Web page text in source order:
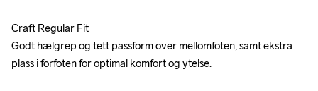
Craft Regular Fit
Godt hælgrep og tett passform over mellomfoten, samt ekstra
plass i forfoten for optimal komfort og ytelse.
Craft Regular Fit
Godt hælgrep og tett passform over mellomfoten, samt ekstra
plass i forfoten for optimal komfort og ytelse.